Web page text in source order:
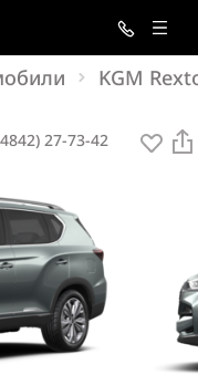
KGM
27-73-42